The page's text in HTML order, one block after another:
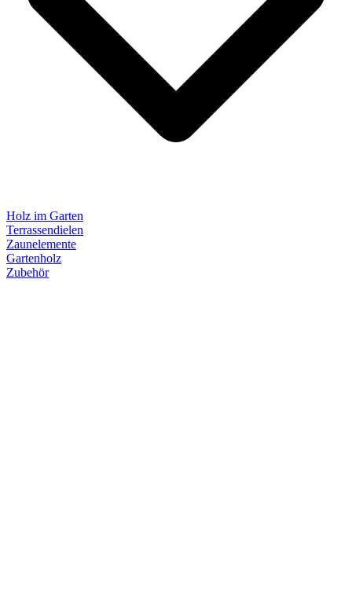
Holz im Garten
Terrassendielen
Zaunelemente
Gartenholz
Zubehör